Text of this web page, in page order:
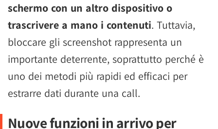
schermo con un altro dispositivo o
trascrivere a mano i contenuti. Tuttavia,
bloccare gli screenshot rappresenta un
importante deterrente, soprattutto perché è
uno dei metodi più rapidi ed efficaci per
estrarre dati durante una call.
Nuove funzioni in arrivo per